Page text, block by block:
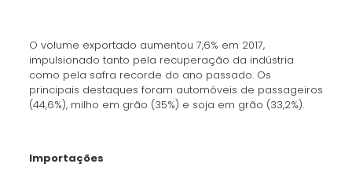
O volume exportado aumentou 7,6% em 2017,
impulsionado tanto pela recuperação da indústria
como pela safra recorde do ano passado. Os
principais destaques foram automóveis de passageiros
(44,6%), milho em grão (35%) e soja em grão (33,2%).
Importações